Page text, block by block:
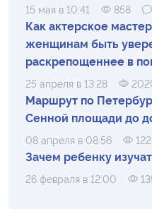
15 мая в 10:41 858
Как актерское
женщинам быть
раскрепощеннее в
25 апреля в 13:28
Маршрут по
Сенной площади до
08 апреля в 08:56
Зачем ребенку
26 февраля в 12:00